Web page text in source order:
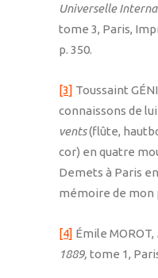
Universelle
tome 3, Paris,
p. 350.
[3] Toussaint
connaissons de
vents(flûte,
cor) en quatre
Demets à Paris
mémoire de mon
[4] Émile MOROT,
1889, tome 1,